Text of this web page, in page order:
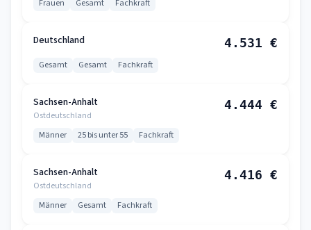
Frauen Gesamt Fachkraft
Deutschland 4.531 €
Gesamt Gesamt Fachkraft
Sachsen-Anhalt
Ostdeutschland
4.444 €
Männer 25 bis unter 55 Fachkraft
Sachsen-Anhalt
Ostdeutschland
4.416 €
Männer Gesamt Fachkraft